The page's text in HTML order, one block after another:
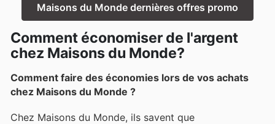
Maisons du Monde dernières offres promo
Comment économiser de l'argent
chez Maisons du Monde?
Comment faire des économies lors de vos achats
chez Maisons du Monde ?
Chez Maisons du Monde, ils savent que